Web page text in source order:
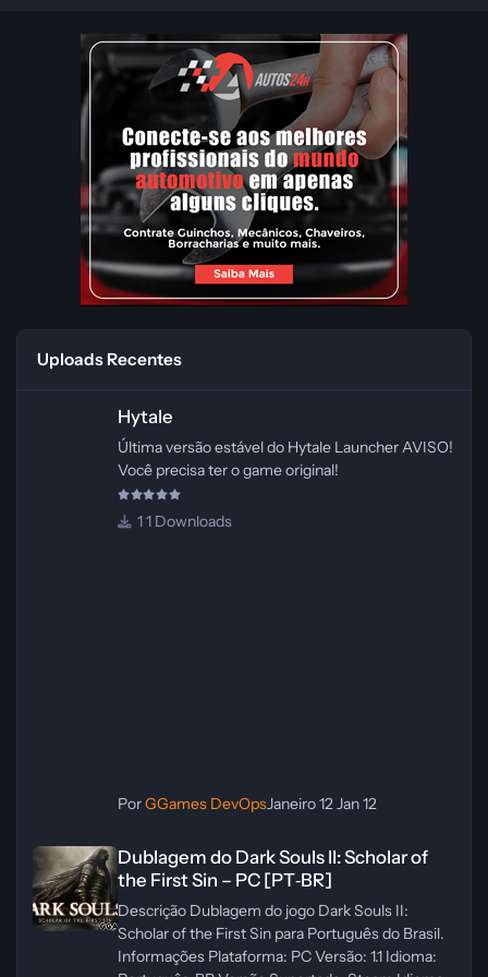
Uploads Recentes
Hytale
Última versão estável do Hytale Launcher AVISO!
Você precisa ter o game original!
1 Downloads
PorGGames DevOpsJaneiro 12Jan 12
Dublagem do Dark Souls II: Scholar of
the First Sin – PC [PT‑BR]
Descrição Dublagem do jogo Dark Souls II:
Scholar of the First Sin para Português do Brasil.
Informações Plataforma: PC Versão: 1.1 Idioma: